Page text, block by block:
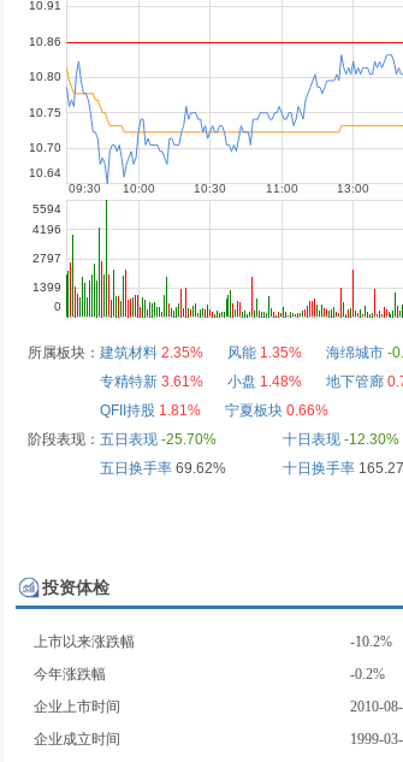
所属板块： 建筑材料 2.35% 风能 1.35% 海绵城市 -
专精特新 3.61% 小盘 1.48% 地下管廊
QFII持股 1.81% 宁夏板块 0.66%
阶段表现： 五日表现 -25.70% 十日表现 -12.30%
五日换手率69.62% 十日换手率
投资体检
上市以来涨跌幅
-10.2%
今年涨跌幅
-0.2%
企业上市时间
2010-
企业成立时间
1999-